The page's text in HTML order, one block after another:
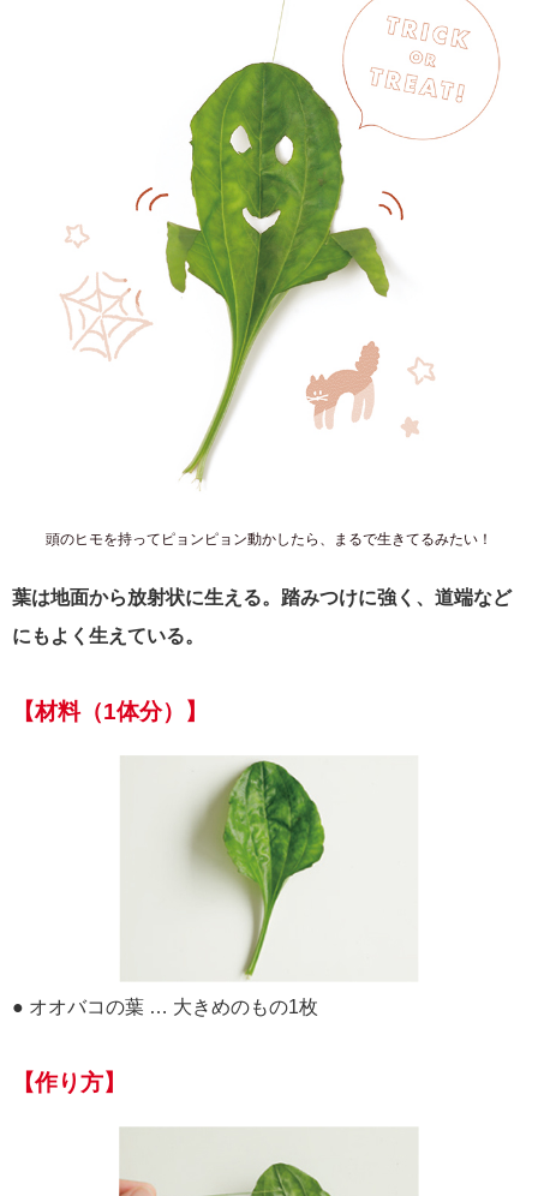
頭のヒモを持ってピョンピョン動かしたら、まるで生きてるみたい！
葉は地面から放射状に生える。踏みつけに強く、道端など
にもよく生えている。
【材料（1体分）】
● オオバコの葉 … 大きめのもの1枚
【作り方】